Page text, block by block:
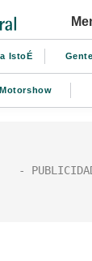
IstoÉ Gente
Motorshow